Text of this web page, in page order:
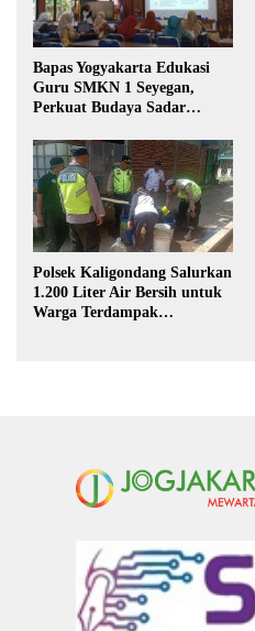
Bapas Yogyakarta Edukasi
Guru SMKN 1 Seyegan,
Perkuat Budaya Sadar
Polsek Kaligondang Salurkan
1.200 Liter Air Bersih untuk
Warga Terdampak